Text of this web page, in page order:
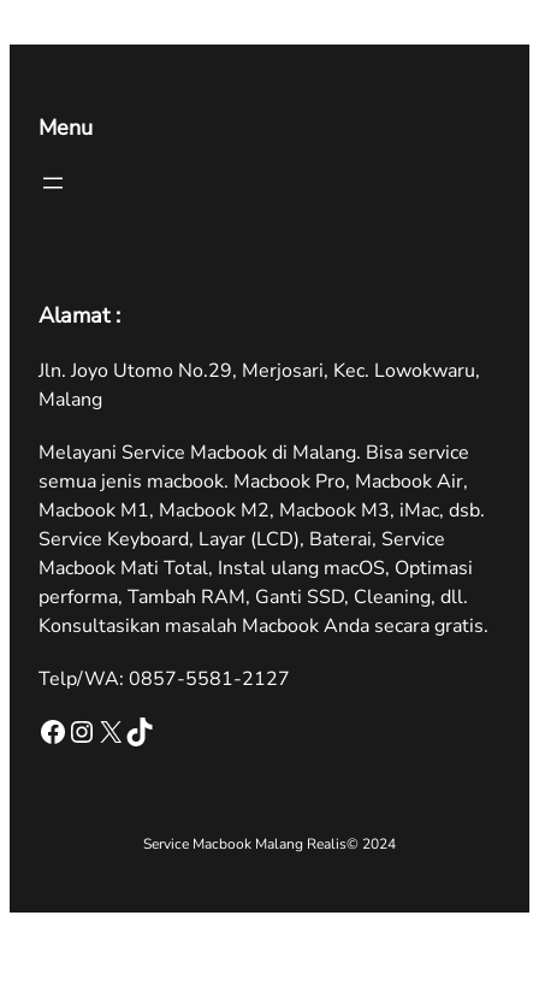
Menu
Alamat :
Jln. Joyo Utomo No.29, Merjosari, Kec. Lowokwaru,
Malang
Melayani Service Macbook di Malang. Bisa service
semua jenis macbook. Macbook Pro, Macbook Air,
Macbook M1, Macbook M2, Macbook M3, iMac, dsb.
Service Keyboard, Layar (LCD), Baterai, Service
Macbook Mati Total, Instal ulang macOS, Optimasi
performa, Tambah RAM, Ganti SSD, Cleaning, dll.
Konsultasikan masalah Macbook Anda secara gratis.
Telp/WA: 0857-5581-2127
Facebook Instagram X TikTok
Service Macbook Malang Realis© 2024